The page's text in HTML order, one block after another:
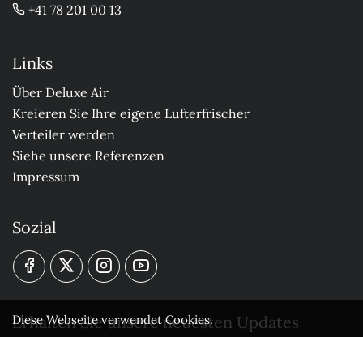
+41 78 201 00 13
Links
Über Deluxe Air
Kreieren Sie Ihre eigene Lufterfrischer
Verteiler werden
Siehe unsere Referenzen
Impressum
Sozial
Erhalten Sie unsere neuesten Updates
Diese Webseite verwendet Cookies.